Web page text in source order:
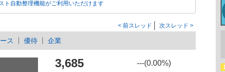
ト自動整理機能がご利用いただけます
前スレッド 次スレッド
ス 優待 企業
3,685 ---(0.00%)